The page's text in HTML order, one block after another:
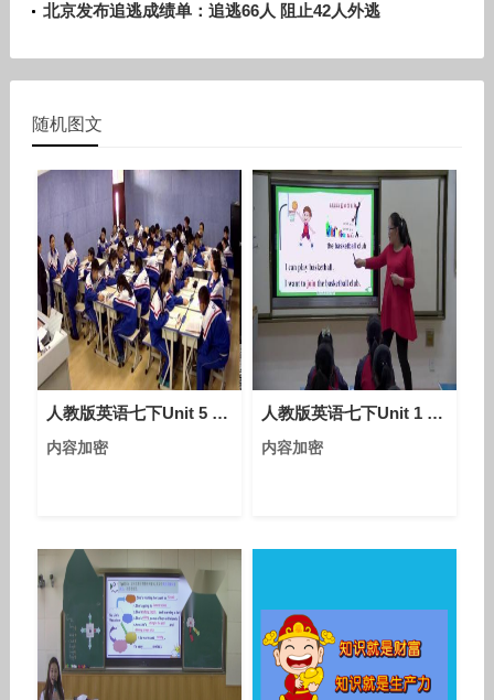
北京发布追逃成绩单：追逃66人 阻止42人外逃
随机图文
人教版英语七下Unit 5 Section A（2a-2c）课堂视频实录（张馨）
内容加密
人教版英语七下Unit 1 Section A（1a-1c）课堂视频实录（李晓花）
内容加密